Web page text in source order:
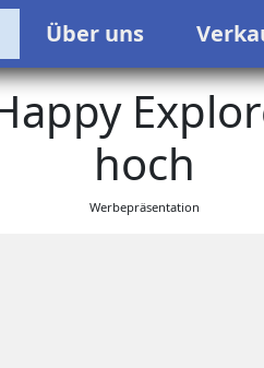
Über uns
hoch
Werbepräsentation